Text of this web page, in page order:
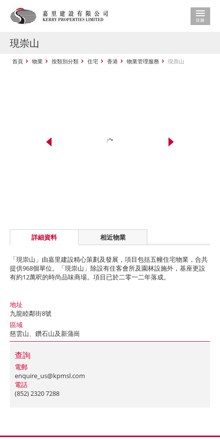
現崇山
首頁 物業 按類別分類 住宅 香港 物業管理服務 現崇山
詳細資料 相近物業
「現崇山」由嘉里建設精心策劃及發展，項目包括五幢住宅物業，合共
提供968個單位。「現崇山」除設有住客會所及園林設施外，基座更設
有約12萬呎的時尚品味商場。項目已於二零一二年落成。
地址
九龍睦鄰街8號
區域
慈雲山、鑽石山及新蒲崗
查詢
電郵
enquire_us@kpmsl.com
電話
(852) 2320 7288